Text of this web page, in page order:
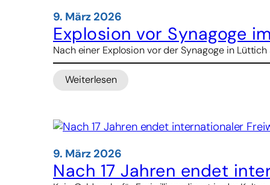
für
Nachhaltigkeit
9. März 2026
Explosion vor Synagoge
Nach einer Explosion vor der Synagoge in
Weiterlesen
:
Synagoge
belgischen
Lüttich
9. März 2026
Nach 17 Jahren endet